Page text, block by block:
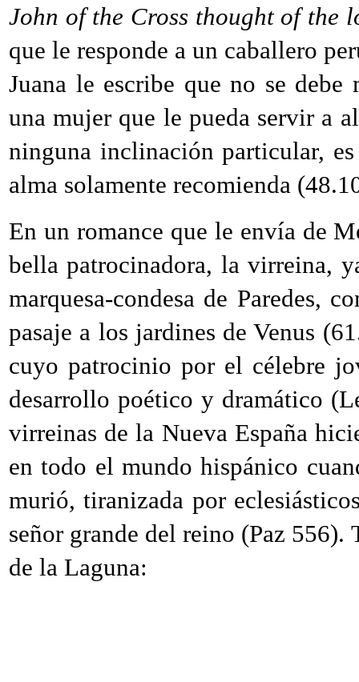
John of the Cross thought of the
que le responde a un caballero
Juana le escribe que no se
una mujer que le pueda servir a
ninguna inclinación particular,
alma solamente recomienda
En un romance que le envía de
bella patrocinadora, la virreina,
marquesa-condesa de Paredes,
pasaje a los jardines de Venus
cuyo patrocinio por el célebre
desarrollo poético y dramático
virreinas de la Nueva España
en todo el mundo hispánico
murió, tiranizada por
señor grande del reino (Paz 556).
de la Laguna: